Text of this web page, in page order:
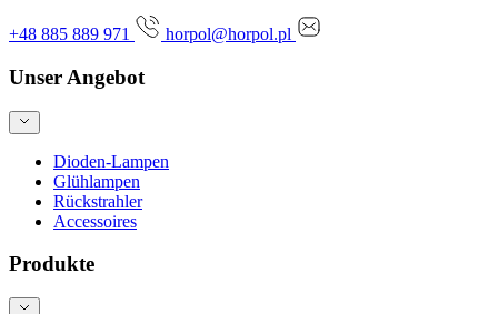
+48 885 889 971 horpol@horpol.pl
Unser Angebot
Dioden-Lampen
Glühlampen
Rückstrahler
Accessoires
Produkte